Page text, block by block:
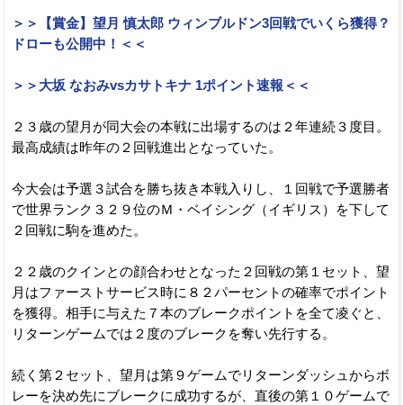
＞＞【賞金】望月 慎太郎 ウィンブルドン3回戦でいくら獲得？
ドローも公開中！＜＜
＞＞大坂 なおみvsカサトキナ 1ポイント速報＜＜
２３歳の望月が同大会の本戦に出場するのは２年連続３度目。
最高成績は昨年の２回戦進出となっていた。
今大会は予選３試合を勝ち抜き本戦入りし、１回戦で予選勝者
で世界ランク３２９位のＭ・ベイシング（イギリス）を下して
２回戦に駒を進めた。
２２歳のクインとの顔合わせとなった２回戦の第１セット、望
月はファーストサービス時に８２パーセントの確率でポイント
を獲得。相手に与えた７本のブレークポイントを全て凌ぐと、
リターンゲームでは２度のブレークを奪い先行する。
続く第２セット、望月は第９ゲームでリターンダッシュからボ
レーを決め先にブレークに成功するが、直後の第１０ゲームで